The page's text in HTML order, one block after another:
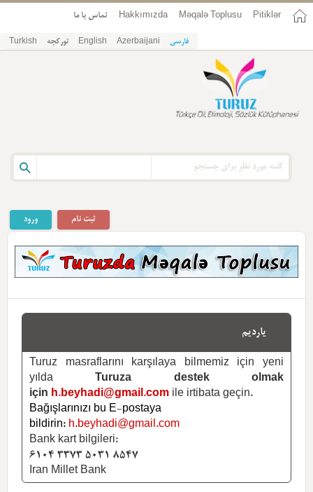
Pitiklər
Məqalə Toplusu
Hakkımızda تماس با ما
فارسی Azerbaijani
English تورکجه Turkish
ورود ثبت نام
یاردیم
Turuz masraflarını karşılaya bilmemiz için yeni
yılda
Turuza destek olmak
için h.beyhadi@gmail.com ile irtibata geçin.
Bağışlarınızı bu E-postaya
bildirin: h.beyhadi@gmail.com
Bank kart bilgileri:
6104 3373 5031 8547
Iran Millet Bank